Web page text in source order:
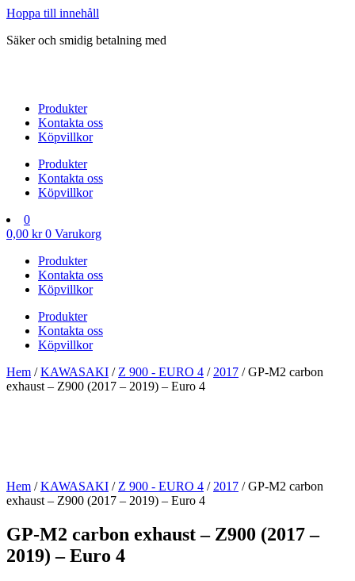
Hoppa till innehåll
Säker och smidig betalning med
Produkter
Kontakta oss
Köpvillkor
Produkter
Kontakta oss
Köpvillkor
0
0,00 kr 0 Varukorg
Produkter
Kontakta oss
Köpvillkor
Produkter
Kontakta oss
Köpvillkor
Hem /KAWASAKI / Z 900 - EURO 4 / 2017 / GP-M2 carbon
exhaust – Z900 (2017 – 2019) – Euro 4
Hem /KAWASAKI / Z 900 - EURO 4 / 2017 / GP-M2 carbon
exhaust – Z900 (2017 – 2019) – Euro 4
GP-M2 carbon exhaust – Z900 (2017 –
2019) – Euro 4